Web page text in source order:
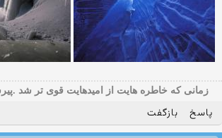
زمانی که خاطره هایت از امیدهایت قوی تر شد
پاسخ بازگفت